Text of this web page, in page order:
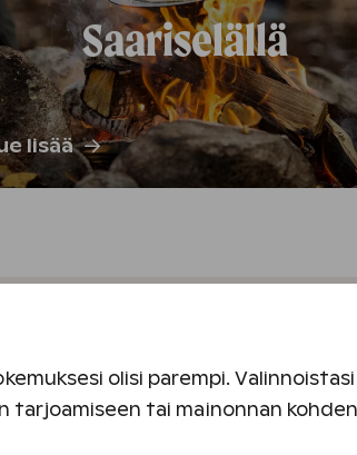
Saariselällä
lisää
olisi parempi.
tarjoamiseen tai mainonnan